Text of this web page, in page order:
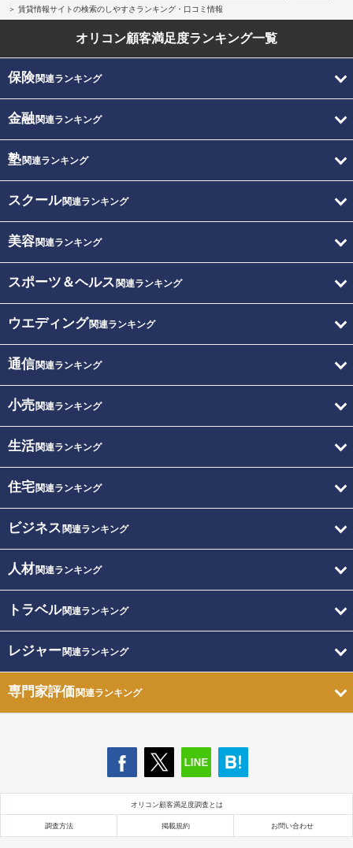
賃貸情報サイトの検索のしやすさランキング・口コミ情報
オリコン顧客満足度ランキング一覧
保険関連ランキング
金融関連ランキング
塾関連ランキング
スクール関連ランキング
美容関連ランキング
スポーツ＆ヘルス 関連ランキング
ウエディング関連ランキング
通信関連ランキング
小売関連ランキング
生活関連ランキング
住宅関連ランキング
ビジネス 関連ランキング
人材関連ランキング
トラベル関連ランキング
レジャー関連ランキング
専門家評価関連ランキング
オリコン顧客満足度調査とは
調査方法 掲載規約 お問い合わせ